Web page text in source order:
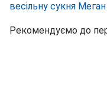
весільну сукня
Рекомендуємо до